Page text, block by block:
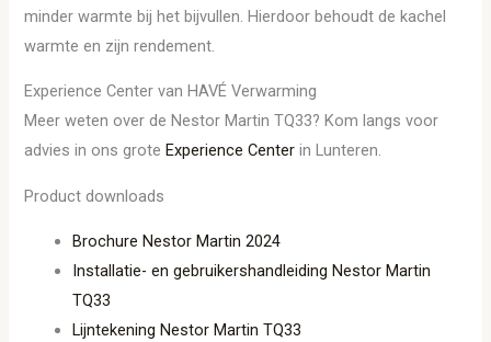
minder warmte bij het bijvullen. Hierdoor behoudt de kachel
warmte en zijn rendement.
Experience Center van HAVÉ Verwarming
Meer weten over de Nestor Martin TQ33? Kom langs voor
advies in ons grote Experience Center in Lunteren.
Product downloads
Brochure Nestor Martin 2024
Installatie- en gebruikershandleiding Nestor Martin
TQ33
Lijntekening Nestor Martin TQ33